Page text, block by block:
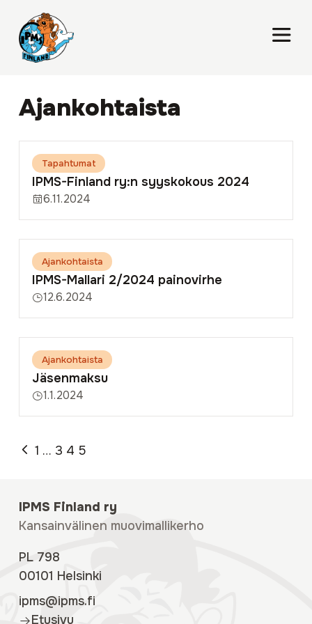
Ajankohtaista
Tapahtumat
IPMS-Finland ry:n syyskokous 2024
6.11.2024
Ajankohtaista
IPMS-Mallari 2/2024 painovirhe
12.6.2024
Ajankohtaista
Jäsenmaksu
1.1.2024
1 … 3 4 5
IPMS Finland ry
Kansainvälinen muovimallikerho
PL 798
00101 Helsinki
ipms@ipms.fi
Etusivu